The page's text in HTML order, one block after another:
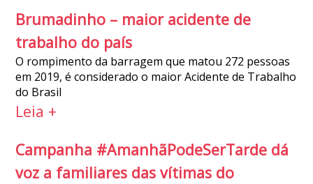
Brumadinho – maior acidente de
trabalho do país
O rompimento da barragem que matou 272 pessoas
em 2019, é considerado o maior Acidente de Trabalho
do Brasil
Leia +
Campanha #AmanhãPodeSerTarde dá
voz a familiares das vítimas do